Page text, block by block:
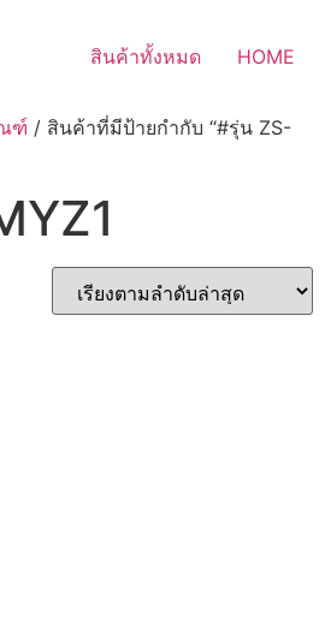
สินค้าทั้งหมด HOME
ฑ์ / สินค้าที่มีป้ายกำกับ “#รุ่น ZS-